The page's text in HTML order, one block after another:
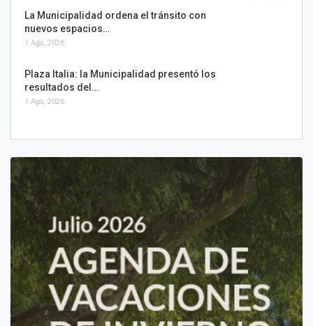
La Municipalidad ordena el tránsito con
nuevos espacios…
1 Ago, 2026
Plaza Italia: la Municipalidad presentó los
resultados del…
1 Ago, 2026